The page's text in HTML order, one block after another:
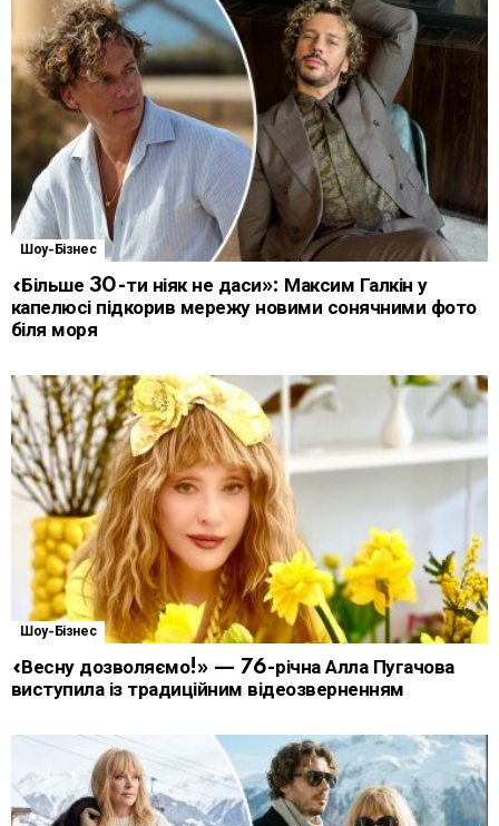
Шоу-Бізнес
«Більше 30-ти ніяк не даси»: Максим Галкін у
капелюсі підкорив мережу новими сонячними фото
біля моря
Шоу-Бізнес
«Весну дозволяємо!» — 76-річна Алла Пугачова
виступила із традиційним відеозверненням